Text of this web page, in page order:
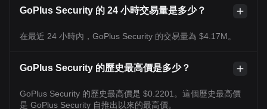
GoPlus Security 的 24 小時交易量是多少？
在最近 24 小時內，GoPlus Security 的交易量為 $4.17M。
GoPlus Security 的歷史最高價是多少？
GoPlus Security 的歷史最高價是 $0.2201。這個歷史最高價
是 GoPlus Security 自推出以來的最高價。